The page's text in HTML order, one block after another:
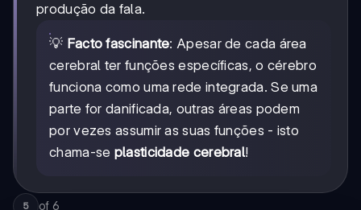
produção da fala.
💡 Facto fascinante: Apesar de cada área
cerebral ter funções específicas, o cérebro
funciona como uma rede integrada. Se uma
parte for danificada, outras áreas podem
por vezes assumir as suas funções - isto
chama-se plasticidade cerebral!
5 of 6